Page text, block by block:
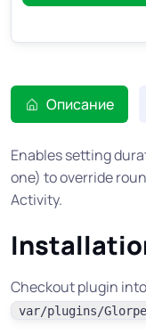
Описание
Enables setting
one) to override
Activity.
Checkout plugin into
var/plugins/